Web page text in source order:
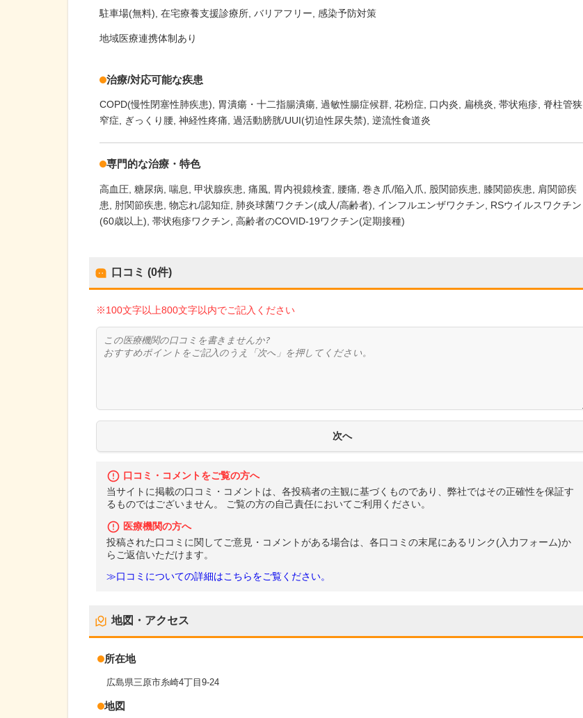
駐車場(無料) 在宅療養支援診療所 バリアフリー 感染予防対策
地域医療連携体制あり
治療/対応可能な疾患
COPD(慢性閉塞性肺疾患) 胃潰瘍・十二指腸潰瘍 過敏性腸症候群 花粉症 口内炎 扁桃炎 帯状疱疹 脊柱管狭
窄症
ぎっくり腰 神経性疼痛 過活動膀胱/UUI(切迫性尿失禁) 逆流性食道炎
専門的な治療・特色
高血圧 糖尿病 喘息 甲状腺疾患 痛風 胃内視鏡検査 腰痛 巻き爪/陥入爪 股関節疾患 膝関節疾患
肩関節疾
患
肘関節疾患 物忘れ/認知症 肺炎球菌ワクチン(成人/高齢者) インフルエンザワクチン
RSウイルスワクチン
(60歳以上) 帯状疱疹ワクチン 高齢者のCOVID-19ワクチン(定期接種)
口コミ (0件)
※100文字以上800文字以内でご記入ください
口コミ・コメントをご覧の方へ
当サイトに掲載の口コミ・コメントは、各投稿者の主観に基づくものであり、弊社ではその正確性を保証す
るものではございません。 ご覧の方の自己責任においてご利用ください。
医療機関の方へ
投稿された口コミに関してご意見・コメントがある場合は、各口コミの末尾にあるリンク(入力フォーム)か
らご返信いただけます。
≫口コミについての詳細はこちらをご覧ください。
地図・アクセス
所在地
広島県三原市糸崎4丁目9-24
地図